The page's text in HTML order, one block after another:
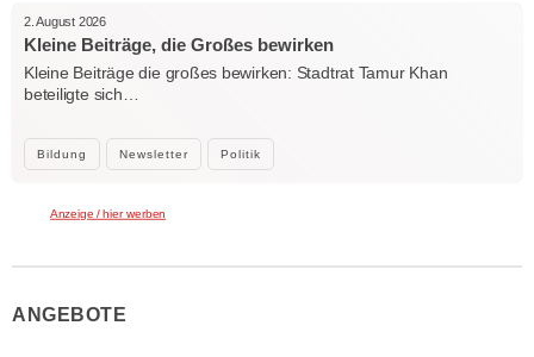
Bildung Newsletter Politik
2. August 2026
Kleine Beiträge, die Großes bewirken
Kleine Beiträge die großes bewirken: Stadtrat Tamur Khan
beteiligte sich…
Anzeige / hier werben
ANGEBOTE